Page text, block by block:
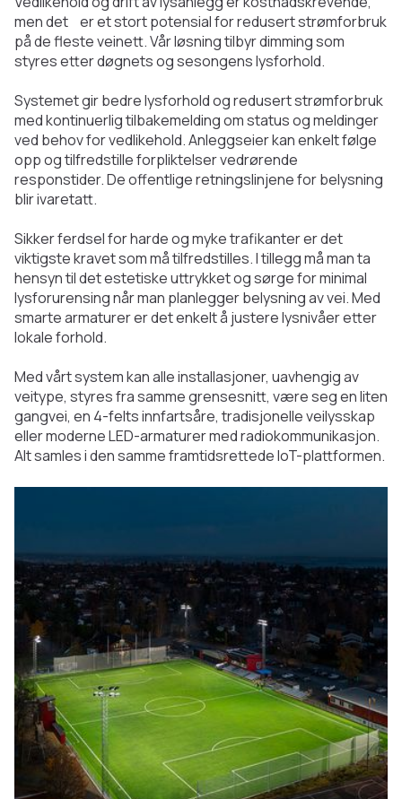
men det er et stort potensial for redusert strømforbruk
på de fleste veinett. Vår løsning tilbyr dimming som
styres etter døgnets og sesongens lysforhold.
Systemet gir bedre lysforhold og redusert strømforbruk
med kontinuerlig tilbakemelding om status og meldinger
ved behov for vedlikehold. Anleggseier kan enkelt følge
opp og tilfredstille forpliktelser vedrørende
responstider. De offentlige retningslinjene for belysning
blir ivaretatt.
Sikker ferdsel for harde og myke trafikanter er det
viktigste kravet som må tilfredstilles. I tillegg må man ta
hensyn til det estetiske uttrykket og sørge for minimal
lysforurensing når man planlegger belysning av vei. Med
smarte armaturer er det enkelt å justere lysnivåer etter
lokale forhold.
Med vårt system kan alle installasjoner, uavhengig av
veitype, styres fra samme grensesnitt, være seg en liten
gangvei, en 4-felts innfartsåre, tradisjonelle veilysskap
eller moderne LED-armaturer med radiokommunikasjon.
Alt samles i den samme framtidsrettede IoT-plattformen.